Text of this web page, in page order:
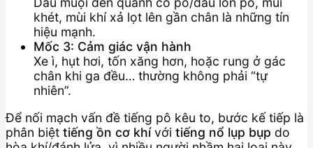
khét, mùi khí xả lọt lên gần chân là những tín
hiệu mạnh.
Mốc 3: Cảm giác vận hành
Xe ì, hụt hơi, tốn xăng hơn, hoặc rung ở gác
chân khi ga đều… thường không phải “tự
nhiên”.
Để nối mạch vấn đề tiếng pô kêu to, bước kế tiếp là
phân biệt tiếng ồn cơ khívới tiếng nổ lụp bụp do